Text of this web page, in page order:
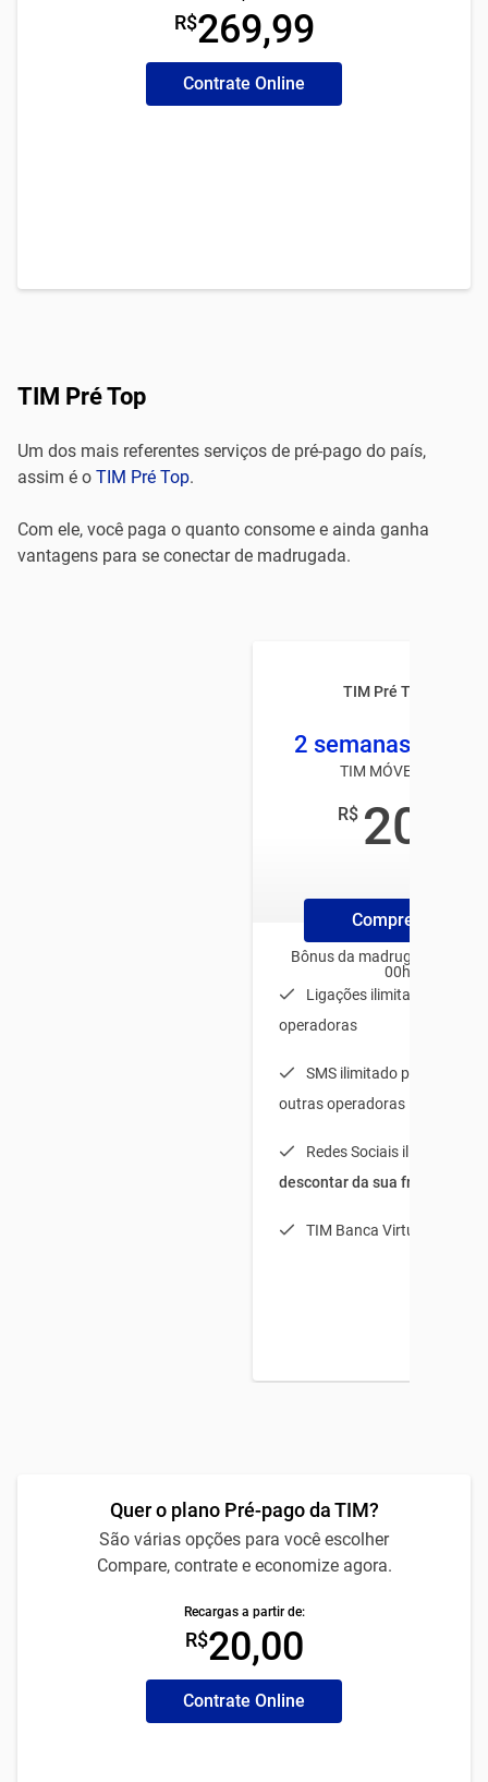
R$269,99
Contrate Online
TIM Pré Top
Um dos mais referentes serviços de pré-pago do país,
assim é o TIM Pré Top.
Com ele, você paga o quanto consome e ainda ganha
vantagens para se conectar de madrugada.
TIM Pré TOP
2 semanas 2 GB
TIM MÓVEL PRÉ-
R$ 20
Compre ChipTim
Bônus da madrugada para
00h e 06h
Ligações ilimitadas para
operadoras
SMS ilimitado para TIM +
outras operadoras
Redes Sociais ilimitadas (
descontar da sua franquia
TIM Banca Virtual Light
Quer o plano Pré-pago da TIM?
São várias opções para você escolher
Compare, contrate e economize agora.
Recargas a partir de:
R$20,00
Contrate Online